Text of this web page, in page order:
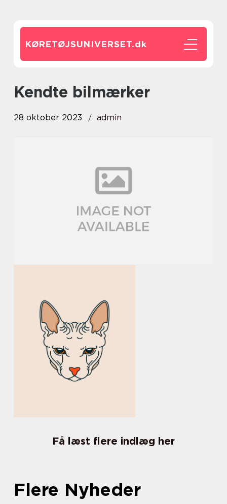
KØRETØJSUNIVERSET.dk
kendte bilmærker
28 oktober 2023 admin
Få læst flere indlæg her
Flere Nyheder